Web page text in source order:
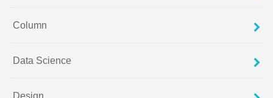
Column
Data Science
Design